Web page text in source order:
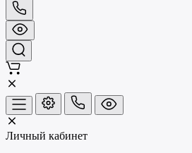
Личный кабинет